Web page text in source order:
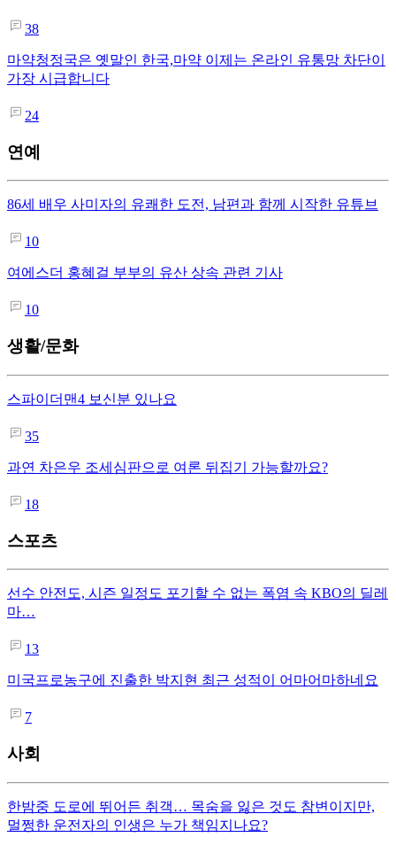
38
마약청정국은 옛말인 한국,마약 이제는 온라인 유통망 차단이
가장 시급합니다
24
연예
86세 배우 사미자의 유쾌한 도전, 남편과 함께 시작한 유튜브
10
여에스더 홍혜걸 부부의 유산 상속 관련 기사
10
생활/문화
스파이더맨4 보신분 있나요
35
과연 차은우 조세심판으로 여론 뒤집기 가능할까요?
18
스포츠
선수 안전도, 시즌 일정도 포기할 수 없는 폭염 속 KBO의 딜레
마…
13
미국프로농구에 진출한 박지현 최근 성적이 어마어마하네요
7
사회
한밤중 도로에 뛰어든 취객… 목숨을 잃은 것도 참변이지만,
멀쩡한 운전자의 인생은 누가 책임지나요?